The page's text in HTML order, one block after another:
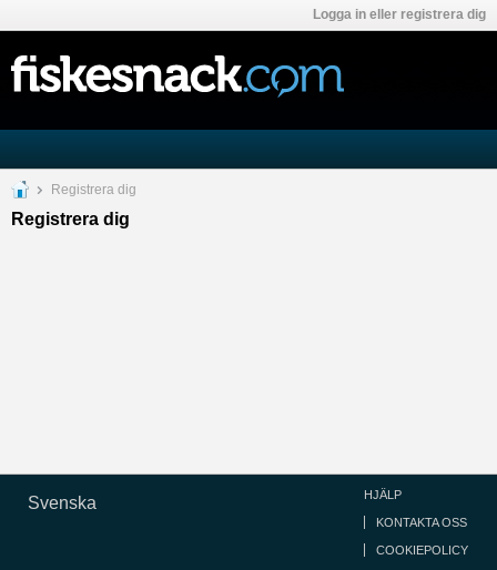
Logga in eller registrera dig
Registrera dig
Registrera dig
Svenska HJÄLP
KONTAKTA OSS
COOKIEPOLICY